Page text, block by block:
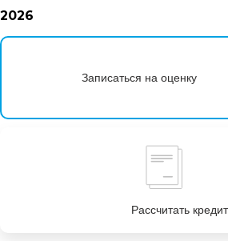
2026
Записаться на оценку
Рассчитать кредит